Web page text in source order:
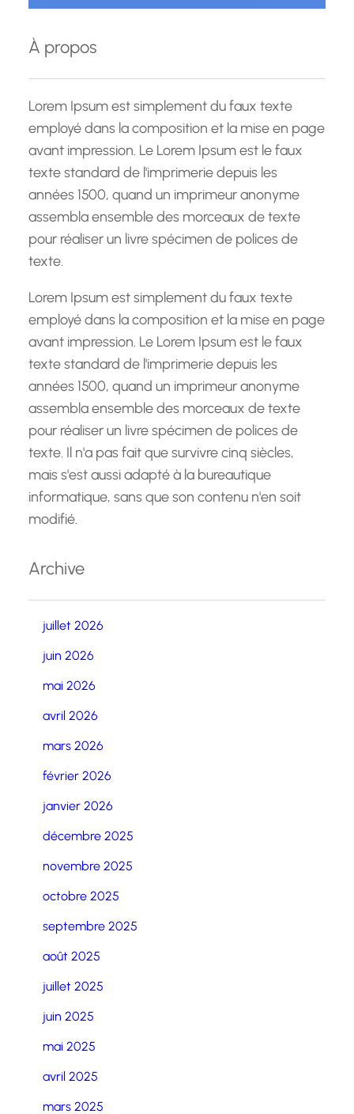
h
r
c
h
À propos
Lorem Ipsum est simplement du faux texte
employé dans la composition et la mise en page
avant impression. Le Lorem Ipsum est le faux
texte standard de l'imprimerie depuis les
années 1500, quand un imprimeur anonyme
assembla ensemble des morceaux de texte
pour réaliser un livre spécimen de polices de
texte.
Lorem Ipsum est simplement du faux texte
employé dans la composition et la mise en page
avant impression. Le Lorem Ipsum est le faux
texte standard de l'imprimerie depuis les
années 1500, quand un imprimeur anonyme
assembla ensemble des morceaux de texte
pour réaliser un livre spécimen de polices de
texte. Il n'a pas fait que survivre cinq siècles,
mais s'est aussi adapté à la bureautique
informatique, sans que son contenu n'en soit
modifié.
Archive
juillet 2026
juin 2026
mai 2026
avril 2026
mars 2026
février 2026
janvier 2026
décembre 2025
novembre 2025
octobre 2025
septembre 2025
août 2025
juillet 2025
juin 2025
mai 2025
avril 2025
mars 2025